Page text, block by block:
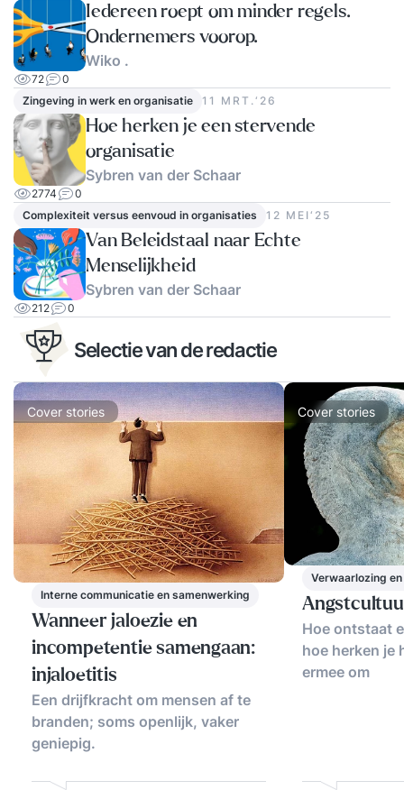
Iedereen roept om minder regels.
Ondernemers voorop.
Wiko .
72
0
Zingeving in werk en organisatie
11 MRT.‘26
Hoe herken je een stervende
organisatie
Sybren van der Schaar
2774
0
Complexiteit versus eenvoud in organisaties
12 MEI‘25
Van Beleidstaal naar Echte
Menselijkheid
Sybren van der Schaar
212 0
Selectie van de redactie
Cover stories
Interne communicatie en samenwerking
Wanneer jaloezie en
incompetentie samengaan:
injaloetitis
Een drijfkracht om mensen af te
branden; soms openlijk, vaker
geniepig.
Cover stories
Verwaarlozing
Hoe ontstaat
hoe herken je
ermee om